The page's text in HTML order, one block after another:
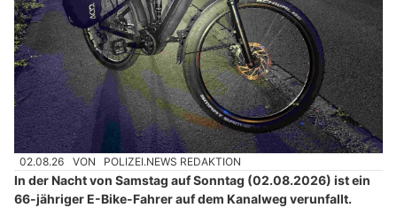
02.08.26 VON POLIZEI.NEWS REDAKTION
In der Nacht von Samstag auf Sonntag (02.08.2026) ist ein
66-jähriger E-Bike-Fahrer auf dem Kanalweg verunfallt.